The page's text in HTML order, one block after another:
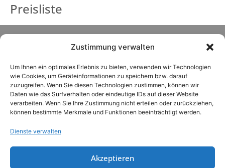
Zustimmung verwalten
Um Ihnen ein optimales Erlebnis zu bieten, verwenden wir Technologien
wie Cookies, um Geräteinformationen zu speichern bzw. darauf
zuzugreifen. Wenn Sie diesen Technologien zustimmen, können wir
Daten wie das Surfverhalten oder eindeutige IDs auf dieser Website
verarbeiten. Wenn Sie Ihre Zustimmung nicht erteilen oder zurückziehen,
können bestimmte Merkmale und Funktionen beeinträchtigt werden.
Dienste verwalten
Akzeptieren
Preisliste